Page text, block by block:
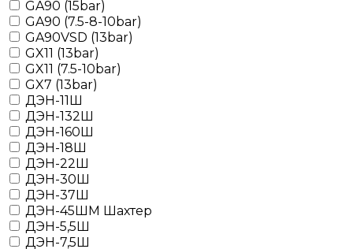
GA90 (15bar)
GA90 (7.5-8-10bar)
GA90VSD (13bar)
GX11 (13bar)
GX11 (7.5-10bar)
GX7 (13bar)
ДЭН-11Ш
ДЭН-132Ш
ДЭН-160Ш
ДЭН-18Ш
ДЭН-22Ш
ДЭН-30Ш
ДЭН-37Ш
ДЭН-45ШМ Шахтер
ДЭН-5,5Ш
ДЭН-7,5Ш